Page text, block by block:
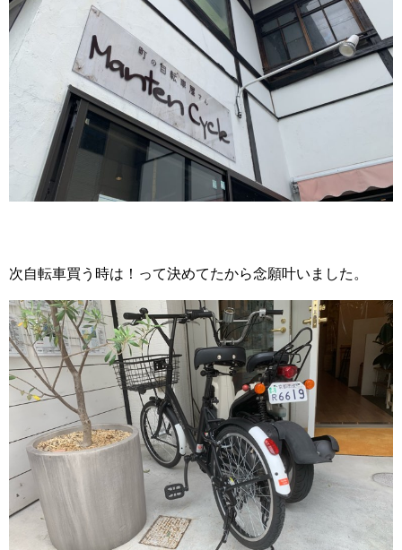
次自転車買う時は！って決めてたから念願叶いました。